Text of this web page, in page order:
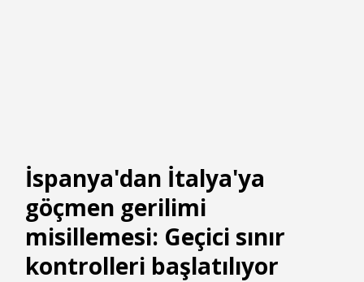
İspanya'dan İtalya'ya
göçmen gerilimi
misillemesi: Geçici sınır
kontrolleri başlatılıyor